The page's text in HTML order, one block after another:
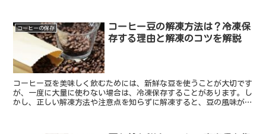
コーヒーの保存
コーヒー豆の解凍方法は？冷凍保
存する理由と解凍のコツを解説
コーヒー豆を美味しく飲むためには、新鮮な豆を使うことが大切です
が、一度に大量に使わない場合は、冷凍保存することがあります。し
かし、正しい解凍方法や注意点を知らずに解凍すると、豆の風味が損